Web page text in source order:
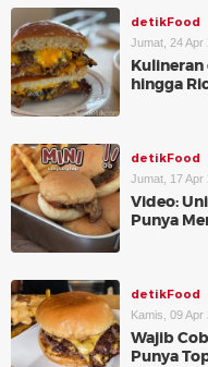
detikFood
Jumat, 24 Apr
Kulineran
hingga
detikFood
Jumat, 17 Apr
Video:
Punya
detikFood
Kamis, 09 Apr
Wajib
Punya